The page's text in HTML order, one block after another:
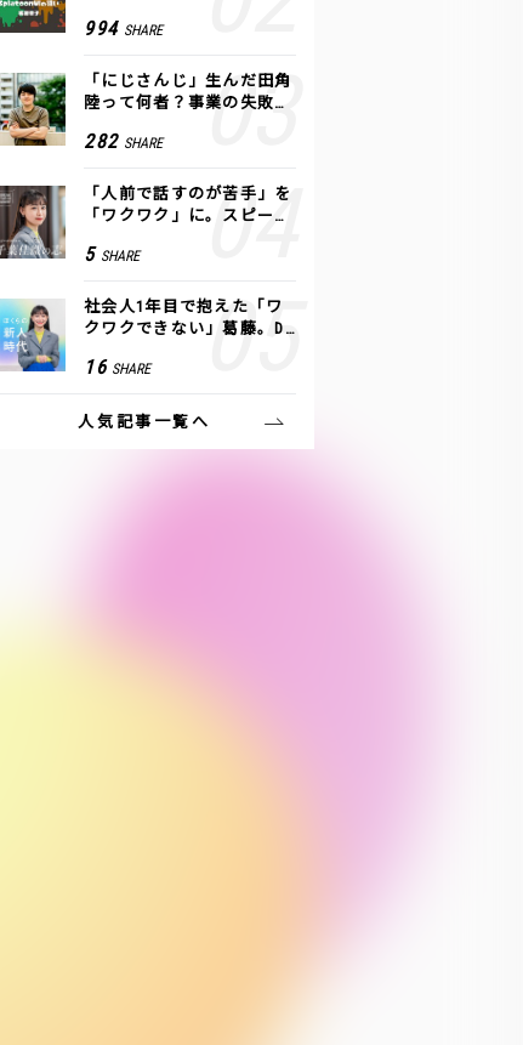
994 SHARE
「にじさんじ」生んだ田角
陸って何者？事業の失敗
COLOR
282 SHARE
「人前で話すのが苦手」を
「ワクワク」に。スピーチ
方トレーニング」に込めた
5 SHARE
社会人1年目で抱えた「ワ
クワクできない」葛藤。De
つけた、私の生きる道
16 SHARE
人気記事一覧へ